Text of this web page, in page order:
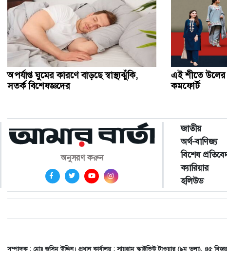
অপর্যাপ্ত ঘুমের কারণে বাড়ছে স্বাস্থ্যঝুঁকি,
সতর্ক বিশেষজ্ঞদের
এই শীতে উলের
কমফোর্ট
অনুসরণ করুন
জাতীয়
অর্থ-বাণিজ্য
বিশেষ
ক্যারিয়ার
হলিউড
সম্পাদক : মোঃ জসিম উদ্দিন। প্রধান কার্যালয় : সায়হাম স্কাইভিউ টাওয়ার (৯ম তলা),